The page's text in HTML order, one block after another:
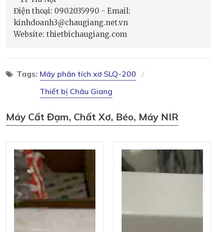
Điện thoại: 0902035990 - Email:
kinhdoanh3@chaugiang.net.vn
Website: thietbichaugiang.com
Tags: Máy phân tích xơ SLQ-200
Thiết bị Châu Giang
Máy Cất Đạm, Chất Xơ, Béo, Máy NIR